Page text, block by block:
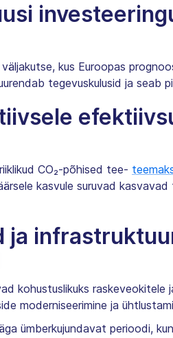
kus Euroopas
tegevuskulusid ja seab
CO₂-põhised tee-
kasvule suruvad
ja
kohustuslikuks
moderniseerimine ja
ümberkujundavat perioodi,